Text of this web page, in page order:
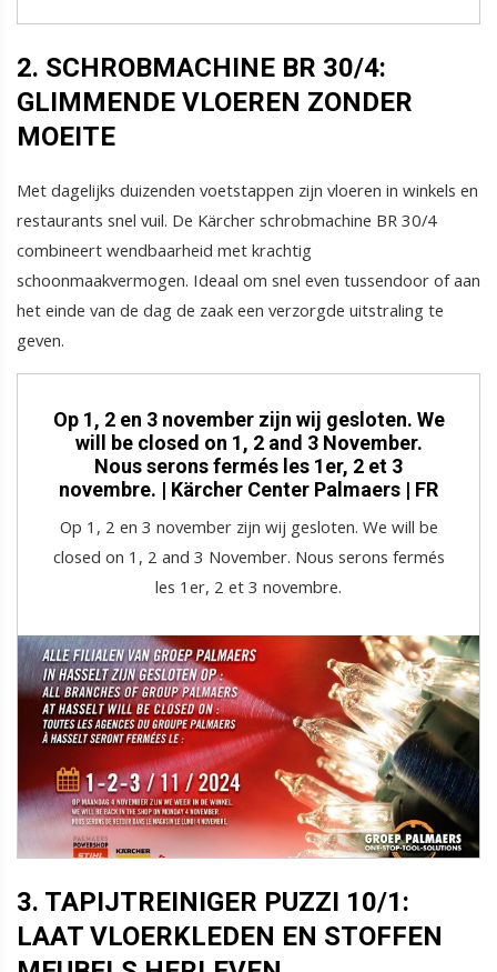
2. SCHROBMACHINE BR 30/4:
GLIMMENDE VLOEREN ZONDER
MOEITE
Met dagelijks duizenden voetstappen zijn vloeren in winkels en
restaurants snel vuil. De Kärcher schrobmachine BR 30/4
combineert wendbaarheid met krachtig
schoonmaakvermogen. Ideaal om snel even tussendoor of aan
het einde van de dag de zaak een verzorgde uitstraling te
geven.
Op 1, 2 en 3 november zijn wij gesloten. We
will be closed on 1, 2 and 3 November.
Nous serons fermés les 1er, 2 et 3
novembre. | Kärcher Center Palmaers | FR
Op 1, 2 en 3 november zijn wij gesloten. We will be
closed on 1, 2 and 3 November. Nous serons fermés
les 1er, 2 et 3 novembre.
3. TAPIJTREINIGER PUZZI 10/1:
LAAT VLOERKLEDEN EN STOFFEN